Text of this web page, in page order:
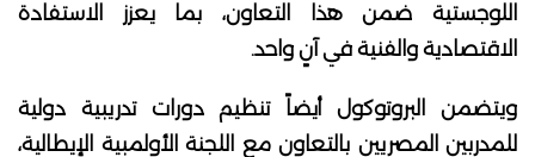
اللوجستية ضمن هذا التعاون، بما يعزز الاستفادة
الاقتصادية والفنية في آنٍ واحد.
ويتضمن البروتوكول أيضاً تنظيم دورات تدريبية دولية
للمدربين المصريين بالتعاون مع اللجنة الأولمبية الإيطالية،